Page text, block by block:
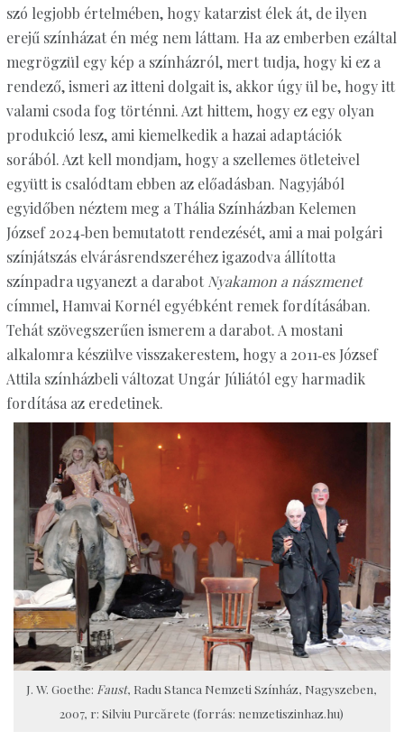
szó legjobb értelmében, hogy katarzist élek át, de ilyen
erejű színházat én még nem láttam. Ha az emberben ezáltal
megrögzül egy kép a színházról, mert tudja, hogy ki ez a
rendező, ismeri az itteni dolgait is, akkor úgy ül be, hogy itt
valami csoda fog történni. Azt hittem, hogy ez egy olyan
produkció lesz, ami kiemelkedik a hazai adaptációk
sorából. Azt kell mondjam, hogy a szellemes ötleteivel
együtt is csalódtam ebben az előadásban. Nagyjából
egyidőben néztem meg a Thália Színházban Kelemen
József 2024‑ben bemutatott rendezését, ami a mai polgári
színjátszás elvárásrendszeréhez igazodva állította
színpadra ugyanezt a darabot Nyakamon a nászmenet
címmel, Hamvai Kornél egyébként remek fordításában.
Tehát szövegszerűen ismerem a darabot. A mostani
alkalomra készülve visszakerestem, hogy a 2011‑es József
Attila színházbeli változat Ungár Júliától egy harmadik
fordítása az eredetinek.
J. W. Goethe: Faust, Radu Stanca Nemzeti Színház, Nagyszeben,
2007, r: Silviu Purcărete (forrás: nemzetiszinhaz.hu)